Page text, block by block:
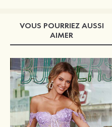
VOUS POURRIEZ AUSSI
AIMER